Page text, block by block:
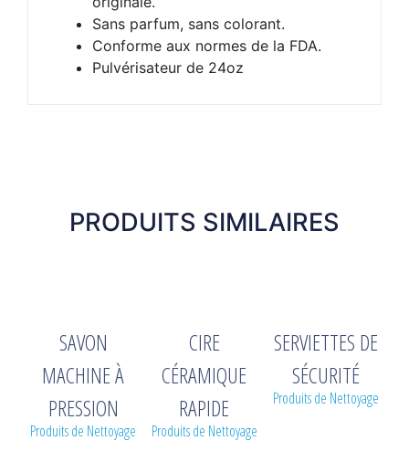
Sans parfum, sans colorant.
Conforme aux normes de la FDA.
Pulvérisateur de 24oz
PRODUITS SIMILAIRES
SAVON
MACHINE À
PRESSION
Produits de Nettoyage
CIRE
CÉRAMIQUE
RAPIDE
Produits de Nettoyage
SERVIETTES DE
SÉCURITÉ
Produits de Nettoyage